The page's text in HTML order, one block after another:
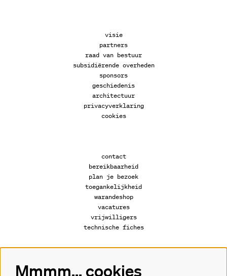
visie
partners
raad van bestuur
subsidiërende overheden
sponsors
geschiedenis
architectuur
privacyverklaring
cookies
contact
bereikbaarheid
plan je bezoek
toegankelijkheid
warandeshop
vacatures
vrijwilligers
technische fiches
Volg ons
Mmmm... cookies